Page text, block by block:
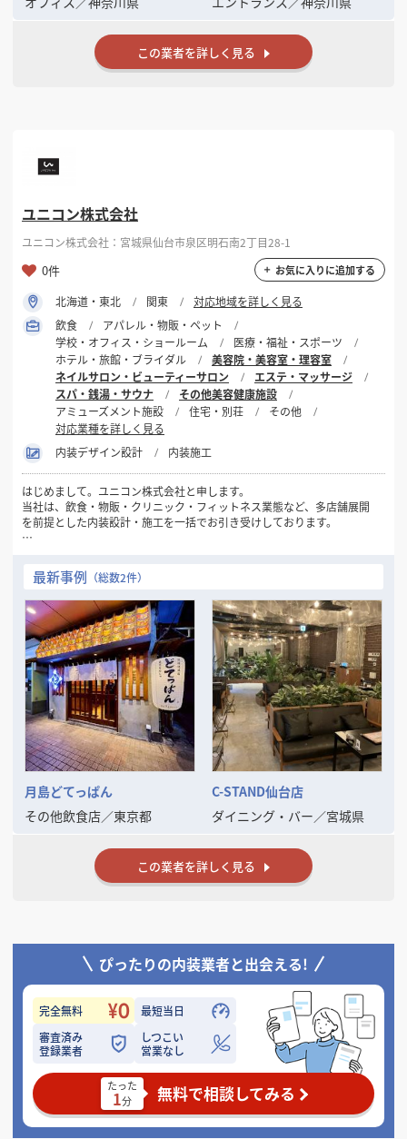
この業者を詳しく見る
ユニコン株式会社
ユニコン株式会社：宮城県仙台市泉区明石南2丁目28-1
0件 お気に入りに追加する
北海道・東北 関東
対応地域を詳しく見る
飲食
アパレル・物販・ペット
学校・オフィス・ショールーム
医療・福祉・スポーツ
ホテル・旅館・ブライダル
美容院・美容室・理容室
ネイルサロン・ビューティーサロン
エステ・マッサージ
スパ・銭湯・サウナ
その他美容健康施設
アミューズメント施設
住宅・別荘
その他
対応業種を詳しく見る
内装デザイン設計
内装施工
はじめまして。ユニコン株式会社と申します。
当社は、飲食・物販・クリニック・フィットネス業態など、多店舗展開
を前提とした内装設計・施工を一括でお引き受けしております。
「標準化 × コスト最適化 × スピード」をバランス良く実現できるのが
当社の強みです。
VE（バリューエンジニアリング）提案を通じて、コストを抑えながらも
ブランドの世界観を保った施工を実現。夜間・短納期・遠方対応も可能
です。
現在、全国エリアでのスポット案件・継続支援体制の構築も進めてお
り、信頼関係を重視したパートナーシップ型の対応を行っております。
出店拡大や施設リブランディングをお考えの企業様の右腕として、
**「現場を理解した提案ができる内装会社」**としてぜひご検討くださ
い。
まずは御社のご意向・条件をヒアリングさせていただけましたら幸いで
す。
最新事例 （総数2件）
月島どてっぱん
その他飲食店／東京都
C-STAND仙台店
ダイニング・バー／宮城県
この業者を詳しく見る
ぴったりの内装業者と出会える!
完全無料
最短当日
審査済み
登録業者
しつこい
営業なし
たった
1分 無料で相談してみる